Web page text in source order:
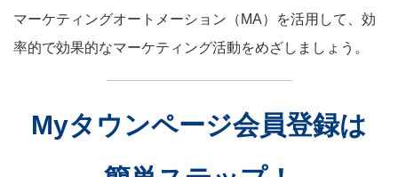
マーケティングオートメーション（MA）を活用して、効
率的で効果的なマーケティング活動をめざしましょう。
Myタウンページ会員登録は